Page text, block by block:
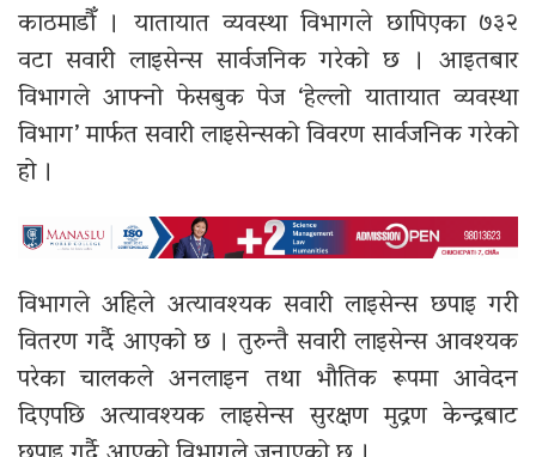
काठमाडौँ । यातायात व्यवस्था विभागले छापिएका ७३२
वटा सवारी लाइसेन्स सार्वजनिक गरेको छ । आइतबार
विभागले आफ्नो फेसबुक पेज ‘हेल्लो यातायात व्यवस्था
विभाग’ मार्फत सवारी लाइसेन्सको विवरण सार्वजनिक गरेको
हो ।
विभागले अहिले अत्यावश्यक सवारी लाइसेन्स छपाइ गरी
वितरण गर्दै आएको छ । तुरुन्तै सवारी लाइसेन्स आवश्यक
परेका चालकले अनलाइन तथा भौतिक रूपमा आवेदन
दिएपछि अत्यावश्यक लाइसेन्स सुरक्षण मुद्रण केन्द्रबाट